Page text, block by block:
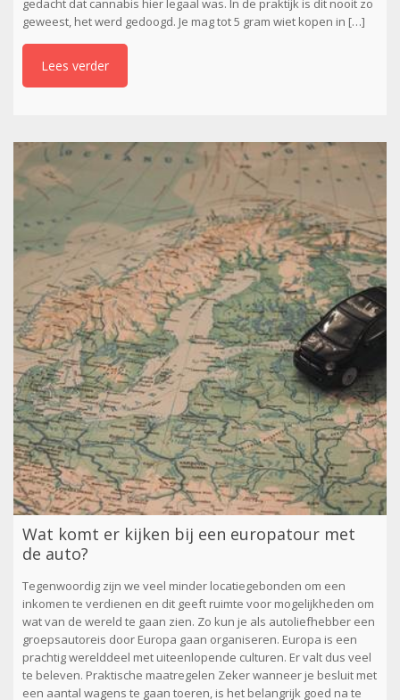
gedacht dat cannabis hier legaal was. In de praktijk is dit nooit zo
geweest, het werd gedoogd. Je mag tot 5 gram wiet kopen in […]
Wat komt er kijken bij een europatour met
de auto?
Tegenwoordig zijn we veel minder locatiegebonden om een
inkomen te verdienen en dit geeft ruimte voor mogelijkheden om
wat van de wereld te gaan zien. Zo kun je als autoliefhebber een
groepsautoreis door Europa gaan organiseren. Europa is een
prachtig werelddeel met uiteenlopende culturen. Er valt dus veel
te beleven. Praktische maatregelen Zeker wanneer je besluit met
een aantal wagens te gaan toeren, is het belangrijk goed na te